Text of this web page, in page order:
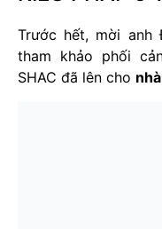
Trước hết, mời
tham khảo phối
SHAC đã lên cho